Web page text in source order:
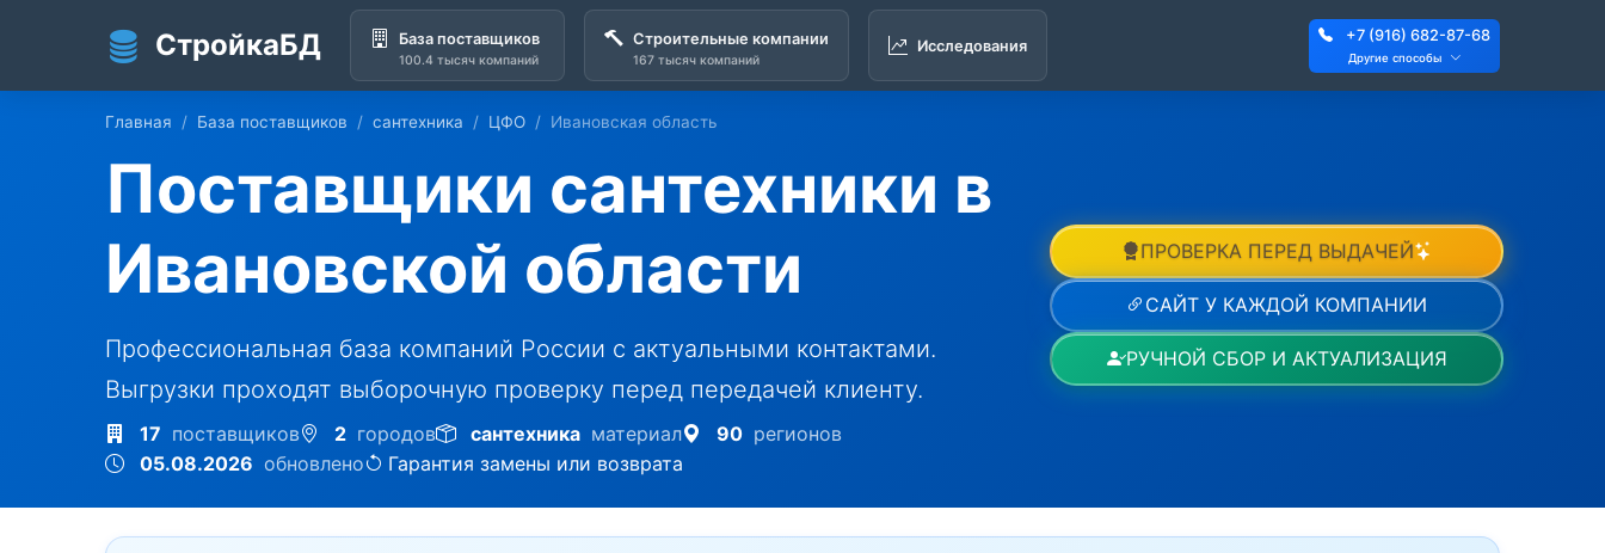
СтройкаБД База поставщиков
100.4 тысяч компаний
Строительные компании
167 тысяч компаний
Исследования
+7 (916) 682-87-68
Другие способы
Главная База поставщиков сантехника ЦФО Ивановская область
Поставщики сантехники в
Ивановской области
Профессиональная база компаний России с актуальными контактами.
Выгрузки проходят выборочную проверку перед передачей клиенту.
17 поставщиков 2 городов сантехника материал 90 регионов
05.08.2026 обновлено Гарантия замены или возврата
ПРОВЕРКА ПЕРЕД ВЫДАЧЕЙ
САЙТ У КАЖДОЙ КОМПАНИИ
РУЧНОЙ СБОР И АКТУАЛИЗАЦИЯ